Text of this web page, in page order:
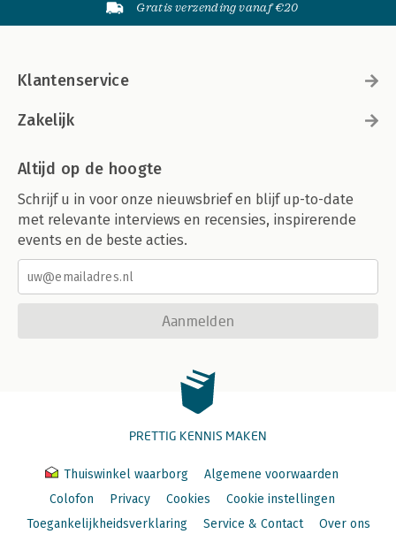
Gratis verzending vanaf €20
Klantenservice
Zakelijk
Altijd op de hoogte
Schrijf u in voor onze nieuwsbrief en blijf up-to-date
met relevante interviews en recensies, inspirerende
events en de beste acties.
Aanmelden
PRETTIG KENNIS MAKEN
Thuiswinkel waarborg
Algemene voorwaarden
Colofon
Privacy Cookies
Cookie instellingen
Toegankelijkheidsverklaring
Service & Contact Over ons